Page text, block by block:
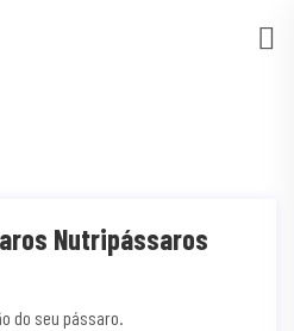
Nutripássaros
do seu pássaro.